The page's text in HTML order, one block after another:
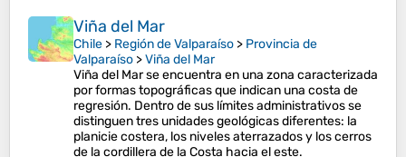
Viña del Mar
Chile > Región de Valparaíso > Provincia de
Valparaíso >Viña del Mar
Viña del Mar se encuentra en una zona caracterizada
por formas topográficas que indican una costa de
regresión.​ Dentro de sus límites administrativos se
distinguen tres unidades geológicas diferentes: la
planicie costera, los niveles aterrazados y los cerros
de la cordillera de la Costa hacia el este.​